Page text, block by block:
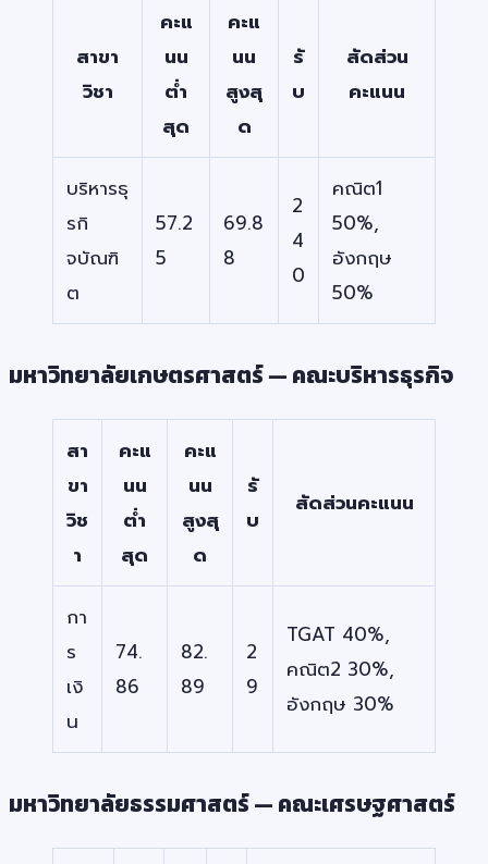
สาขา
วิชา
คะแ
นน
ต่ำ
สุด
คะแ
นน
สูงสุ
ด
รั
บ
สัดส่วน
คะแนน
บริหารธุ
รกิ
จบัณฑิ
ต
57.2
5
69.8
8
2
4
0
คณิต1
50%,
อังกฤษ
50%
มหาวิทยาลัยเกษตรศาสตร์ — คณะบริหารธุรกิจ
สา
ขา
วิช
า
คะแ
นน
ต่ำ
สุด
คะแ
นน
สูงสุ
ด
รั
บ
สัดส่วนคะแนน
กา
ร
เงิ
น
74.
86
82.
89
2
9
TGAT 40%,
คณิต2 30%,
อังกฤษ 30%
มหาวิทยาลัยธรรมศาสตร์ — คณะเศรษฐศาสตร์